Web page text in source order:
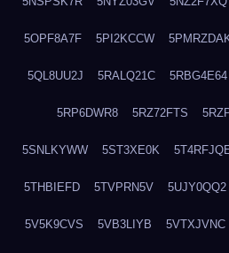
5OPF8A7F 5PI2KCCW
5QL8UU2J 5RALQ21C 5RBG4E64
5RP6DWR8 5RZ72FTS
5SNLKYWW 5ST3XE0K
5THBIEFD 5TVPRN5V 5UJY0QQ2
5V5K9CVS 5VB3LIYB 5VTXJVNC